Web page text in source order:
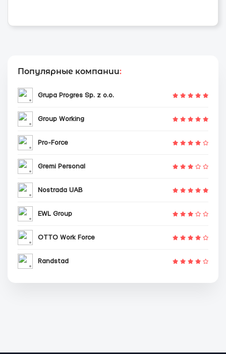
Популярные компании:
Grupa Progres Sp. z o.o.
Group Working
Pro-Force
Gremi Personal
Nostrada UAB
EWL Group
OTTO Work Force
Randstad